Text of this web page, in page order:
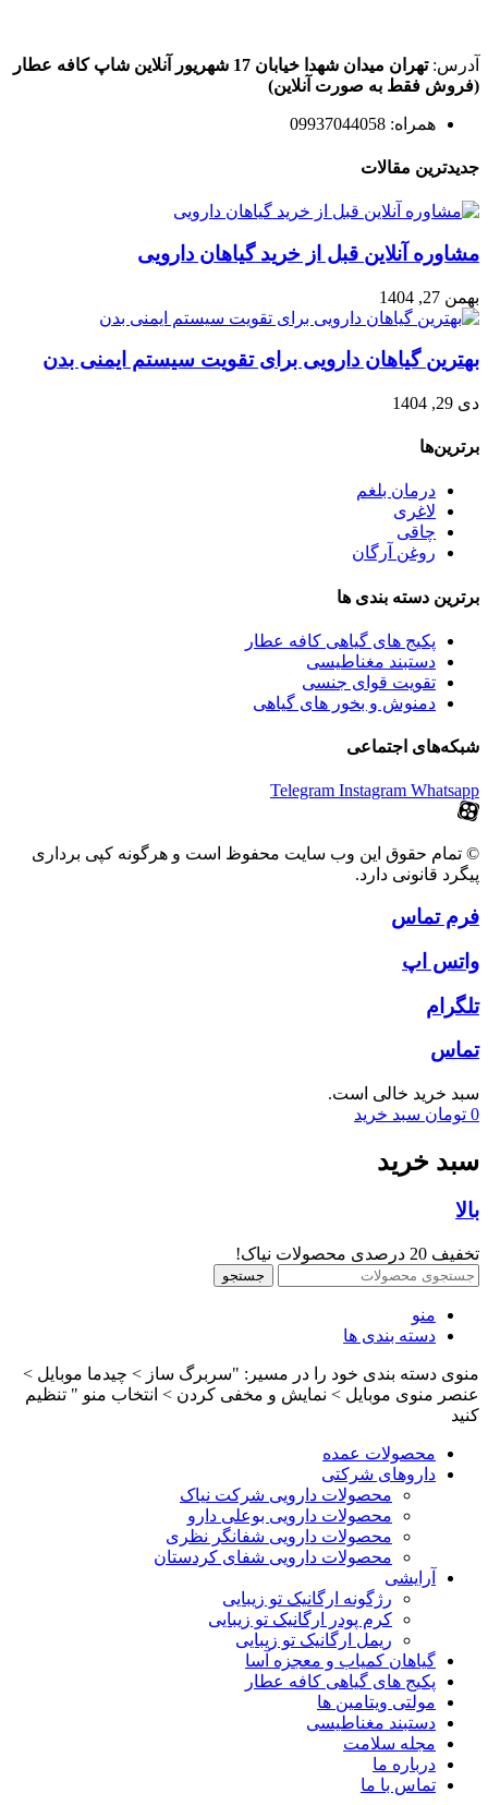
آدرس:تهران میدان شهدا خیابان 17 شهریور آنلاین شاپ کافه عطار
(فروش فقط به صورت آنلاین)
همراه: 09937044058
جدیدترین مقالات
مشاوره آنلاین قبل از خرید گیاهان دارویی
بهمن 27, 1404
بهترین گیاهان دارویی برای تقویت سیستم ایمنی بدن
دی 29, 1404
برترین‌ها
درمان بلغم
لاغری
چاقی
روغن آرگان
برترین‌ دسته بندی ها
پکیج های گیاهی کافه عطار
دستبند مغناطیسی
تقویت قوای جنسی
دمنوش و بخور های گیاهی
شبکه‌های اجتماعی
Telegram Instagram Whatsapp
© تمام حقوق این وب سایت محفوظ است و هرگونه کپی برداری
پیگرد قانونی دارد.
فرم تماس
واتس اپ
تلگرام
تماس
سبد خرید خالی است.
0 تومان سبد خرید
سبد خرید
بالا
تخفیف 20 درصدی محصولات نیاک!
جستجو
منو
دسته بندی ها
منوی دسته بندی خود را در مسیر: "سربرگ ساز > چیدما موبایل >
عنصر منوی موبایل > نمایش و مخفی کردن > انتخاب منو " تنظیم
کنید
محصولات عمده
داروهای شرکتی
محصولات دارویی شرکت نیاک
محصولات دارویی بوعلی دارو
محصولات دارویی شفانگر نظری
محصولات دارویی شفای کردستان
آرایشی
رژگونه ارگانیک تو زیبایی
کرم پودر ارگانیک تو زیبایی
ریمل ارگانیک تو زیبایی
گیاهان کمیاب و معجزه آسا
پکیج های گیاهی کافه عطار
مولتی ویتامین ها
دستبند مغناطیسی
مجله سلامت
درباره ما
تماس با ما